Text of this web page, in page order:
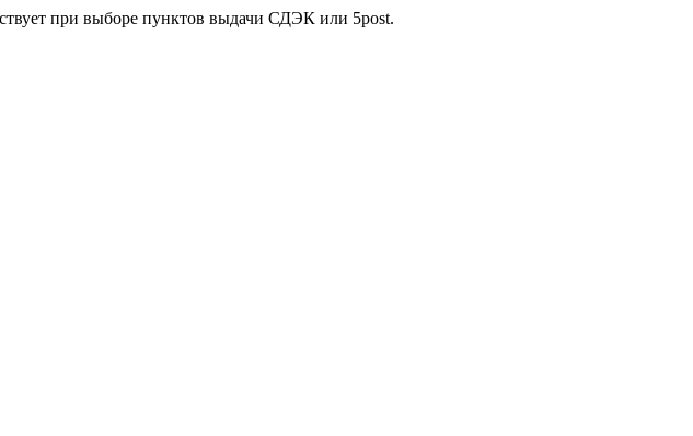
при выборе пунктов выдачи СДЭК или 5post.